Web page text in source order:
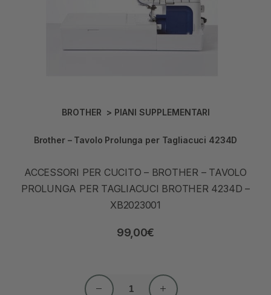
BROTHER > PIANI SUPPLEMENTARI
Brother – Tavolo Prolunga per Tagliacuci 4234D
ACCESSORI PER CUCITO – BROTHER – TAVOLO
PROLUNGA PER TAGLIACUCI BROTHER 4234D –
XB2023001
99,00€